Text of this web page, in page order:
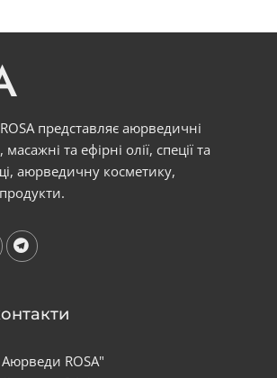
представляє аюрведичні
та ефірні олії, спеції та
аюрведичну косметику,
ROSA"